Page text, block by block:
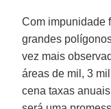
Com impunidade
grandes
vez mais
áreas de mil, 3
cena taxas